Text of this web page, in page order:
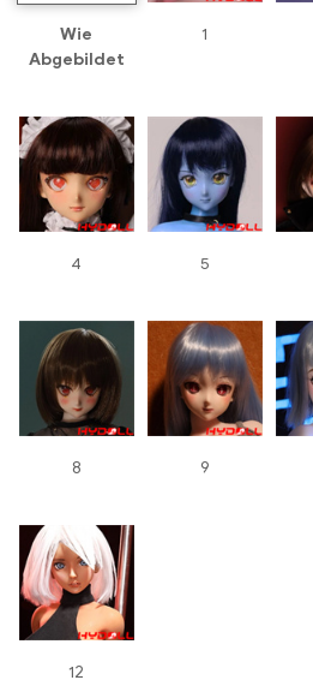
Wie
Abgebildet
1
4 5
8 9
12